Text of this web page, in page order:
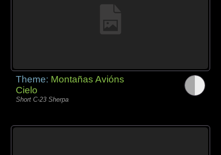
Theme: Montañas Avións
Cielo
Short C-23 Sherpa